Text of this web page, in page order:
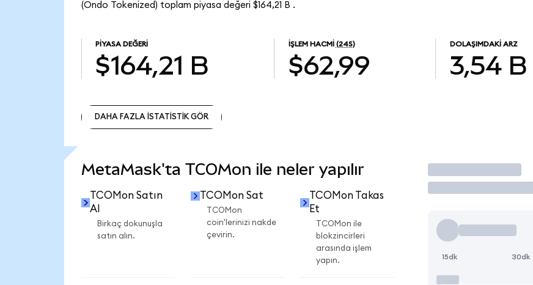
(Ondo Tokenized) toplam piyasa değeri $164,21 B .
PIYASA DEĞERI
$164,21 B
İŞLEM HACMI (24S)
$62,99
DOLAŞIMDAKI ARZ
3,54 B
DAHA FAZLA İSTATİSTİK GÖR
MetaMask'ta TCOMon ile neler yapılır
TCOMon Satın
Al
Birkaç dokunuşla
satın alın.
TCOMon Sat
TCOMon
coin'lerinizi nakde
çevirin.
TCOMon Takas
Et
TCOMon ile
blokzincirleri
arasında işlem
yapın.
İşlem Yap
15dk 30dk